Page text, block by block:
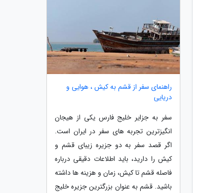
راهنمای سفر از قشم به کیش ، هوایی و
دریایی
سفر به جزایر خلیج فارس یکی از هیجان
انگیزترین تجربه های سفر در ایران است.
اگر قصد سفر به دو جزیره زیبای قشم و
کیش را دارید، باید اطلاعات دقیقی درباره
فاصله قشم تا کیش، زمان و هزینه ها داشته
باشید. قشم به عنوان بزرگترین جزیره خلیج